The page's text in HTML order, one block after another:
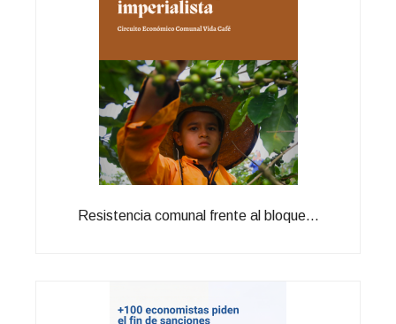
Resistencia comunal frente al bloque...